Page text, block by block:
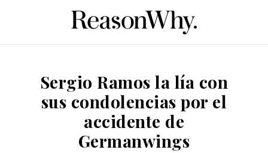
Sergio Ramos la lía con
sus condolencias por el
accidente de
Germanwings